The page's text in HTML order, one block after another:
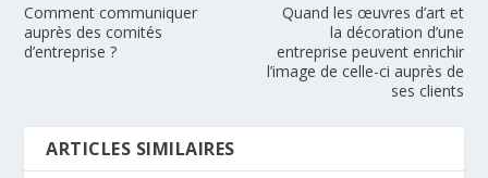
Comment communiquer
auprès des comités
d’entreprise ?
Quand les œuvres d’art et
la décoration d’une
entreprise peuvent enrichir
l’image de celle-ci auprès de
ses clients
ARTICLES SIMILAIRES